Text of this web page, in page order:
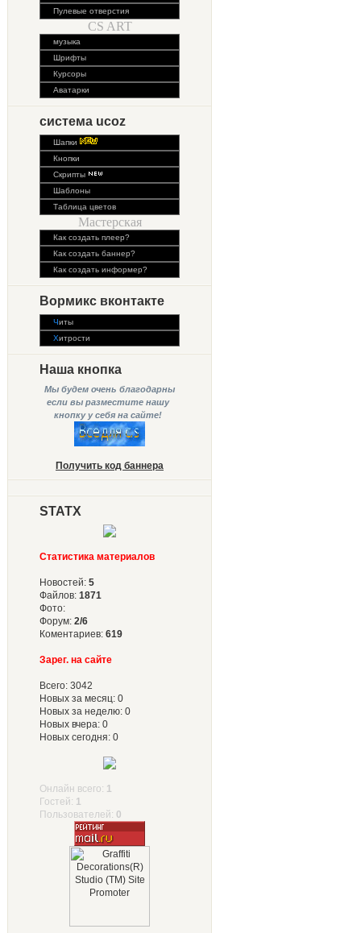
Пулевые отверстия
CS ART
музыка
Шрифты
Курсоры
Аватарки
система ucoz
Шапки
Кнопки
Скрипты
Шаблоны
Таблица цветов
Мастерская
Как создать плеер?
Как создать баннер?
Как создать информер?
Вормикс вконтакте
Читы
Хитрости
Наша кнопка
Мы будем очень благодарны
если вы разместите нашу
кнопку у себя на сайте!
Получить код баннера
STATX
Статистика материалов
Новостей: 5
Файлов: 1871
Фото:
Форум: 2/6
Коментариев: 619
Зарег. на сайте
Всего: 3042
Новых за месяц: 0
Новых за неделю: 0
Новых вчера: 0
Новых сегодня: 0
Онлайн всего: 1
Гостей: 1
Пользователей: 0